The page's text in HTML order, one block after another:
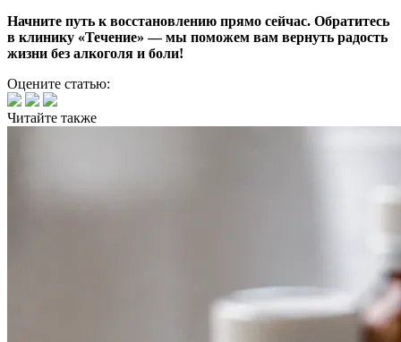
Начните путь к восстановлению прямо сейчас. Обратитесь
в клинику «Течение» — мы поможем вам вернуть радость
жизни без алкоголя и боли!
Оцените статью:
Читайте также